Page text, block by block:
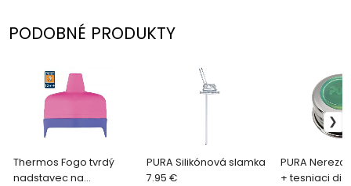
PODOBNÉ PRODUKTY
Thermos Fogo tvrdý
nadstavec na
PURA Silikónová slamka
7.95 €
PURA
+ tesniaci